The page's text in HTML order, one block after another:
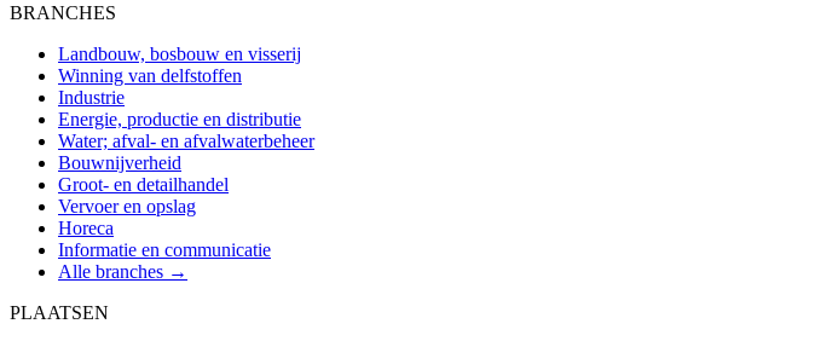
BRANCHES
Landbouw, bosbouw en visserij
Winning van delfstoffen
Industrie
Energie, productie en distributie
Water; afval- en afvalwaterbeheer
Bouwnijverheid
Groot- en detailhandel
Vervoer en opslag
Horeca
Informatie en communicatie
Alle branches →
PLAATSEN